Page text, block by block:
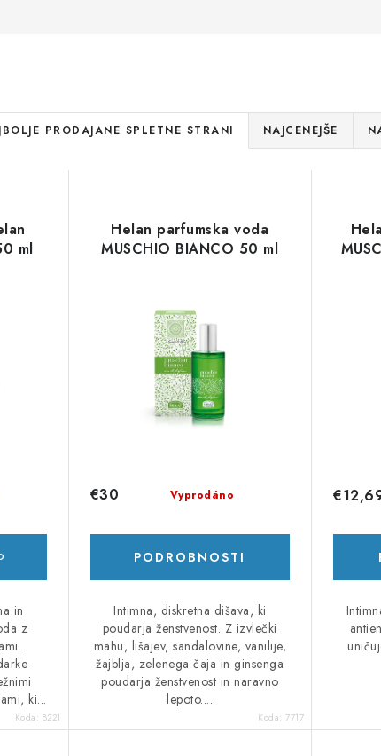
PRODAJANE SPLETNE STRANI NAJCENEJŠE
ml
in
z
ki...
Koda: 8221
Helan parfumska voda
MUSCHIO BIANCO 50 ml
Vyprodáno
€30
PODROBNOSTI
Intimna, diskretna dišava, ki
poudarja ženstvenost. Z izvlečki
mahu, lišajev, sandalovine, vanilije,
žajblja, zelenega čaja in ginsenga
poudarja ženstvenost in naravno
lepoto....
Koda:7717